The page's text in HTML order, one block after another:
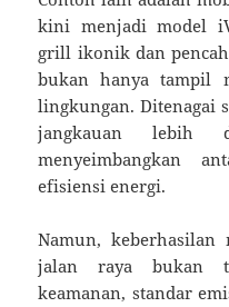
kini menjadi model
grill ikonik dan
bukan hanya tampil
lingkungan. Ditenagai
jangkauan
menyeimbangkan
efisiensi energi.
Namun, keberhasilan
jalan raya bukan
keamanan, standar